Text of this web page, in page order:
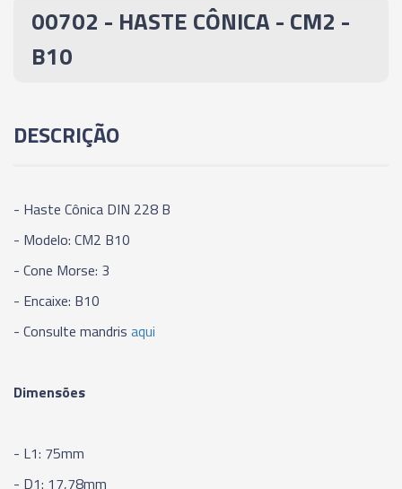
00707 - HASTE CÔNICA - CM3 - B12
00708 - HASTE CÔNICA - CM3 - B16
00709 - HASTE CÔNICA - CM3 - B18
00712 - HASTE CÔNICA - CM4 - B16
00713 - HASTE CÔNICA - CM4 - B18
00702 - HASTE CÔNICA - CM2 -
B10
DESCRIÇÃO
- Haste Cônica DIN 228 B
- Modelo: CM2 B10
- Cone Morse: 3
- Encaixe: B10
- Consulte mandris aqui
Dimensões
- L1: 75mm
- D1: 17,78mm